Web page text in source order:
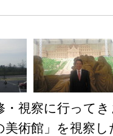
・視察に行って
美術館」を視察